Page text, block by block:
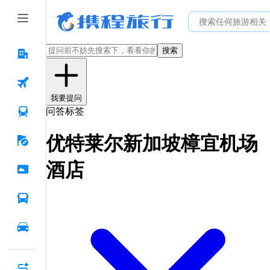
搜索
我要提问
问答标签
优特莱尔新加坡樟宜机场
酒店